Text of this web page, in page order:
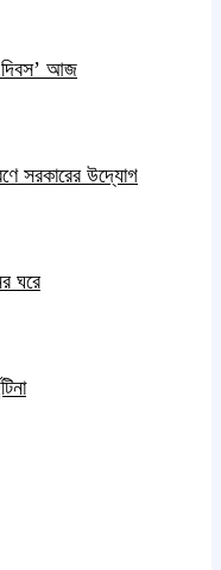
আজ
সরকারের উদ্যোগ
ঘরে